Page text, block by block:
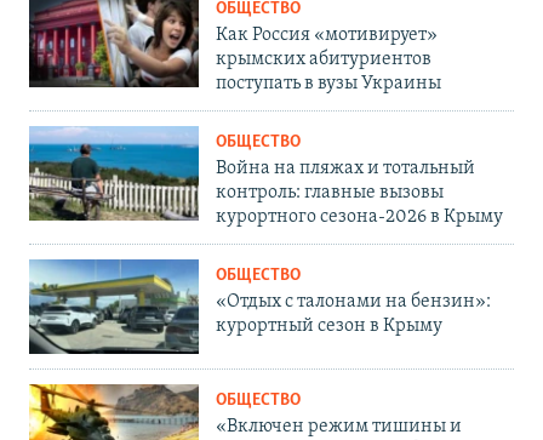
ОБЩЕСТВО
Как Россия «мотивирует»
крымских абитуриентов
поступать в вузы Украины
ОБЩЕСТВО
Война на пляжах и тотальный
контроль: главные вызовы
курортного сезона-2026 в Крыму
ОБЩЕСТВО
«Отдых с талонами на бензин»:
курортный сезон в Крыму
ОБЩЕСТВО
«Включен режим тишины и